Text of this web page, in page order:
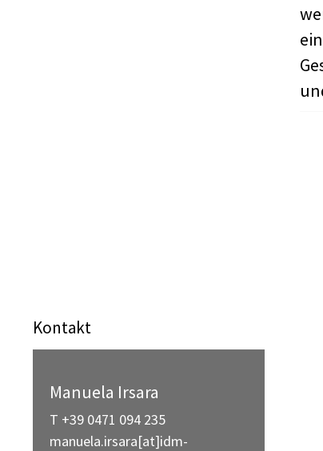
Kontakt
Manuela Irsara
T +39 0471 094 235
manuela.irsara[at]idm-